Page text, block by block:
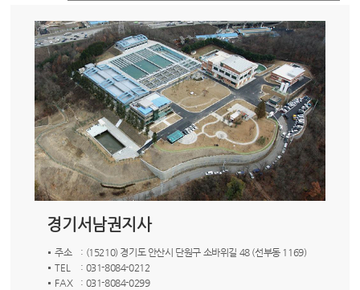
경기서남권지사
주소
: (15210) 경기도 안산시 단원구 소바위길 48 (선부동 1169)
TEL
: 031-8084-0212
FAX
: 031-8084-0299